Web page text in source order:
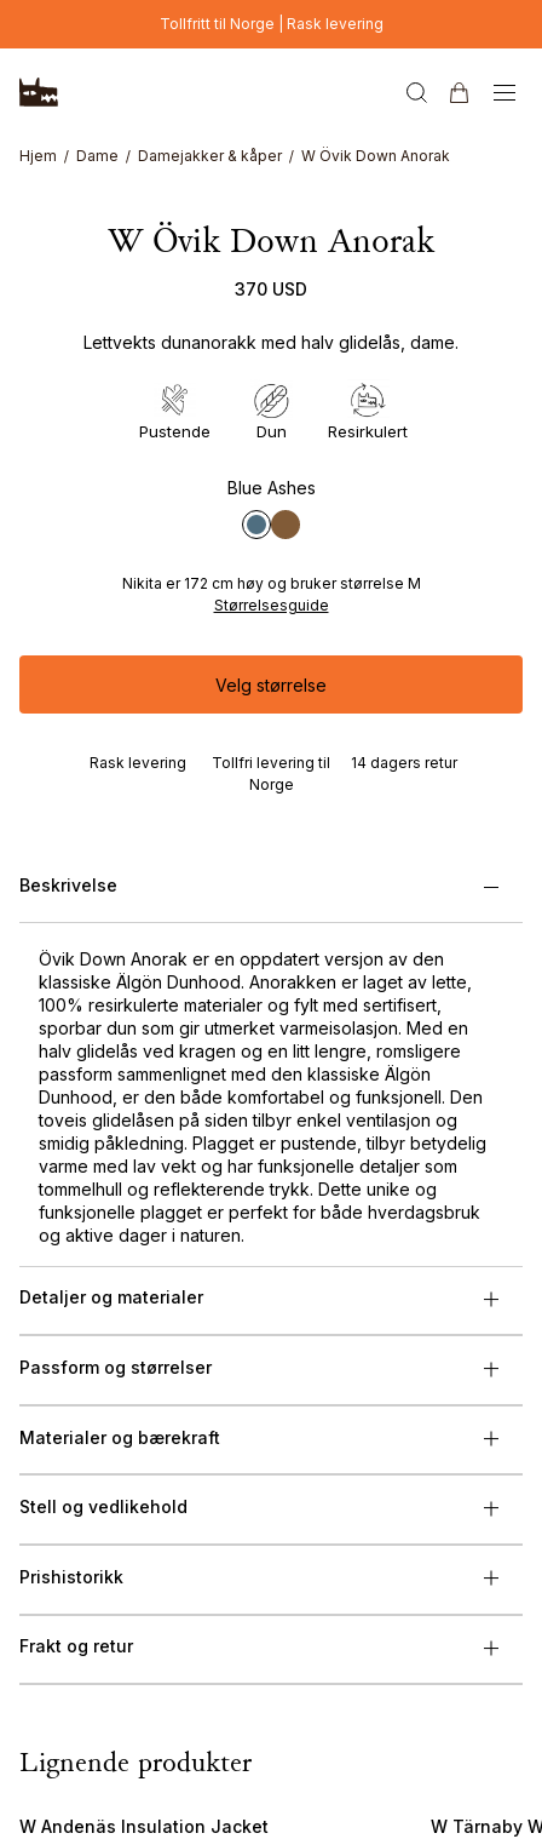
Hopp til hovedinnholdTollfritt til Norge | Rask levering
Hjem Dame Damejakker & kåper W Övik Down Anorak
W Övik Down Anorak
370 USD
Lettvekts dunanorakk med halv glidelås, dame.
Pustende Dun Resirkulert
Blue Ashes
Nikita er 172 cm høy og bruker størrelse M
Størrelsesguide
Velg størrelse
Rask levering
Tollfri levering til
Norge
14 dagers retur
Beskrivelse
Övik Down Anorak er en oppdatert versjon av den
klassiske Älgön Dunhood. Anorakken er laget av lette,
100% resirkulerte materialer og fylt med sertifisert,
sporbar dun som gir utmerket varmeisolasjon. Med en
halv glidelås ved kragen og en litt lengre, romsligere
passform sammenlignet med den klassiske Älgön
Dunhood, er den både komfortabel og funksjonell. Den
toveis glidelåsen på siden tilbyr enkel ventilasjon og
smidig påkledning. Plagget er pustende, tilbyr betydelig
varme med lav vekt og har funksjonelle detaljer som
tommelhull og reflekterende trykk. Dette unike og
funksjonelle plagget er perfekt for både hverdagsbruk
og aktive dager i naturen.
Detaljer og materialer
Passform og størrelser
Materialer og bærekraft
Stell og vedlikehold
Prishistorikk
Frakt og retur
Lignende produkter
W Andenäs Insulation Jacket W Tärnaby